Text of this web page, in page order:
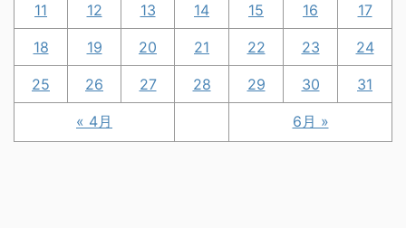
« 4月 6月 »
11 12 13 14 15 16 17
18 19 20 21 22 23 24
25 26 27 28 29 30 31